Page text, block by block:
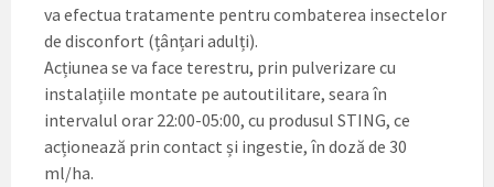
va efectua tratamente pentru combaterea insectelor
de disconfort (țânțari adulți).
Acțiunea se va face terestru, prin pulverizare cu
instalațiile montate pe autoutilitare, seara în
intervalul orar 22:00-05:00, cu produsul STING, ce
acționează prin contact și ingestie, în doză de 30
ml/ha.